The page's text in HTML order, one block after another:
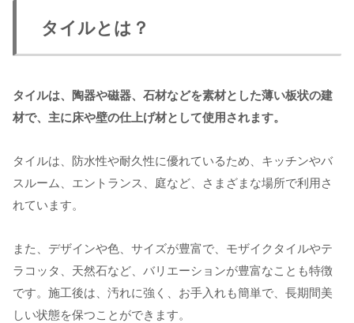
タイルとは？
タイルは、陶器や磁器、石材などを素材とした薄い板状の建
材で、主に床や壁の仕上げ材として使用されます。
タイルは、防水性や耐久性に優れているため、キッチンやバ
スルーム、エントランス、庭など、さまざまな場所で利用さ
れています。
また、デザインや色、サイズが豊富で、モザイクタイルやテ
ラコッタ、天然石など、バリエーションが豊富なことも特徴
です。施工後は、汚れに強く、お手入れも簡単で、長期間美
しい状態を保つことができます。